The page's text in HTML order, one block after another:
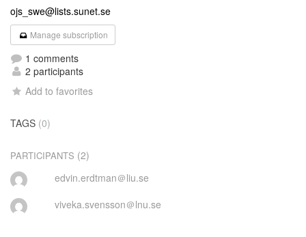
ojs_swe@lists.sunet.se
Manage subscription
1 comments
2 participants
Add to favorites
TAGS (0)
PARTICIPANTS (2)
edvin.erdtman＠liu.se
viveka.svensson＠lnu.se